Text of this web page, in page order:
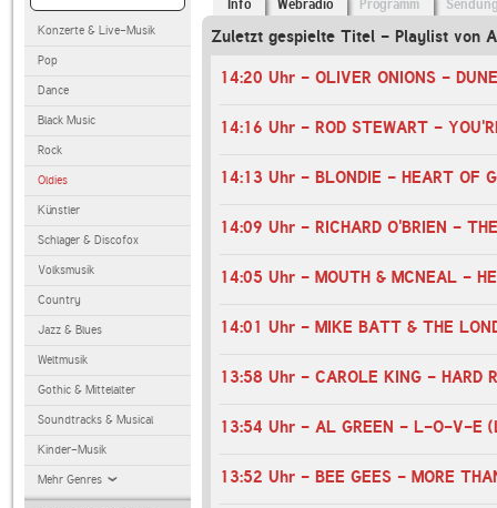
Konzerte & Live-Musik
Pop
Dance
Black Music
Rock
Oldies
Künstler
Schlager & Discofox
Volksmusik
Country
Jazz & Blues
Weltmusik
Gothic & Mittelalter
Soundtracks & Musical
Kinder-Musik
Mehr Genres
Info Webradio Programm
Zuletzt gespielte Titel - Playlist von
14:20 Uhr - OLIVER ONIONS -
14:16 Uhr - ROD STEWART -
14:13 Uhr - BLONDIE - HEART OF
14:09 Uhr - RICHARD O'BRIEN -
14:05 Uhr - MOUTH & MCNEAL -
13:58 Uhr - CAROLE KING - HARD
13:54 Uhr - AL GREEN - L-O-V-E
13:52 Uhr - BEE GEES - MORE